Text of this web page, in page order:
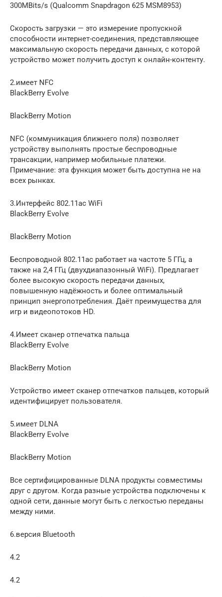
300MBits/s (Qualcomm Snapdragon 625 MSM8953)
Скорость загрузки — это измерение пропускной
способности интернет-соединения, представляющее
максимальную скорость передачи данных, с которой
устройство может получить доступ к онлайн-контенту.
2.имеет NFC
BlackBerry Evolve
BlackBerry Motion
NFC (коммуникация ближнего поля) позволяет
устройству выполнять простые беспроводные
трансакции, например мобильные платежи.
Примечание: эта функция может быть доступна не на
всех рынках.
3.Интерфейс 802.11ac WiFi
BlackBerry Evolve
BlackBerry Motion
Беспроводной 802.11ac работает на частоте 5 ГГц, а
также на 2,4 ГГц (двухдиапазонный WiFi). Предлагает
более высокую скорость передачи данных,
повышенную надёжность и более оптимальный
принцип энергопотребления. Даёт преимущества для
игр и видеопотоков HD.
4.Имеет сканер отпечатка пальца
BlackBerry Evolve
BlackBerry Motion
Устройство имеет сканер отпечатков пальцев, который
идентифицирует пользователя.
5.имеет DLNA
BlackBerry Evolve
BlackBerry Motion
Все сертифицированные DLNA продукты совместимы
друг с другом. Когда разные устройства подключены к
одной сети, данные могут быть с легкостью переданы
между ними.
6.версия Bluetooth
4.2
4.2